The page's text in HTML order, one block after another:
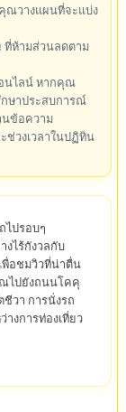
ณวางแผนที่จะแบ่ง
ที่ห้ามส่วนลดตาม
นไลน์ หากคุณ
ษาประสบการณ์
นข้อความ
ช่วงเวลาในปฏิทิน
ไปรอบๆ
งไร้กังวลกับ
อชมวิวที่น่าตื่น
ไปยังถนนโคคุ
วา การนั่งรถ
งการท่องเที่ยว